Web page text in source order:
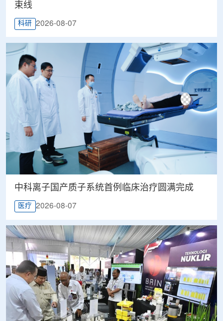
束线
科研 2026-08-07
中科离子国产质子系统首例临床治疗圆满完成
医疗 2026-08-07